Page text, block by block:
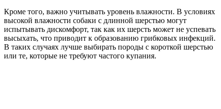
Кроме того, важно учитывать уровень влажности. В условиях
высокой влажности собаки с длинной шерстью могут
испытывать дискомфорт, так как их шерсть может не успевать
высыхать, что приводит к образованию грибковых инфекций.
В таких случаях лучше выбирать породы с короткой шерстью
или те, которые не требуют частого купания.